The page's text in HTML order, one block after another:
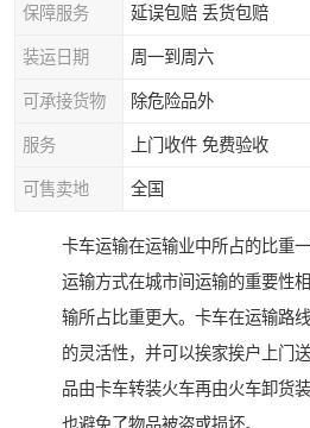
保障服务 延误包赔 丢货包赔
装运日期 周一到周六
可承接货物 除危险品外
服务 上门收件 免费验收
可售卖地 全国
卡车运输在运输业中所占的比重
运输方式在城市间运输的重要性
输所占比重更大。卡车在运输路
的灵活性，并可以挨家挨户上门
品由卡车转装火车再由火车卸货